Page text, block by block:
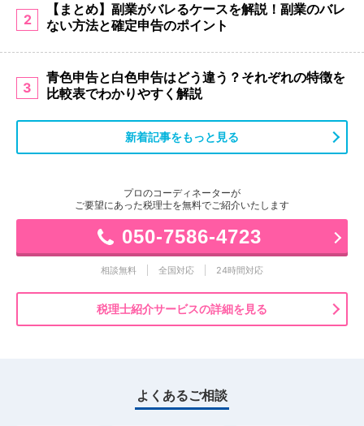
2
【まとめ】副業がバレるケースを解説！副業のバレ
ない方法と確定申告のポイント
3
青色申告と白色申告はどう違う？それぞれの特徴を
比較表でわかりやすく解説
新着記事をもっと見る
プロのコーディネーターが
ご要望にあった税理士を無料でご紹介いたします
050-7586-4723
相談無料 全国対応 24時間対応
税理士紹介サービスの詳細を見る
よくあるご相談